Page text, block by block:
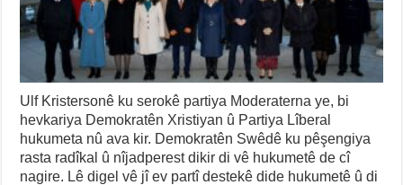
Ulf Kristersonê ku serokê partiya Moderaterna ye, bi
hevkariya Demokratên Xristiyan û Partiya Lîberal
hukumeta nû ava kir. Demokratên Swêdê ku pêşengiya
rasta radîkal û nîjadperest dikir di vê hukumetê de cî
nagire. Lê digel vê jî ev partî destekê dide hukumetê û di